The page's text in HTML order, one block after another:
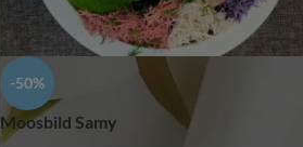
-50%
Moosbild Samy